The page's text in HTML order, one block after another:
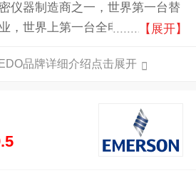
仪器制造商之一，世界第一台替
，世界上第一台全电子精密天平
【展开】
品牌详细介绍点击展开